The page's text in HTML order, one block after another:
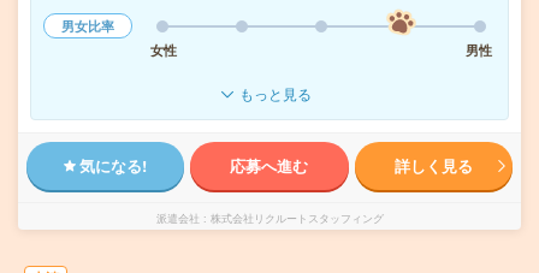
男女比率
女性
男性
もっと見る
気になる! 応募へ進む 詳しく見る
派遣会社 株式会社リクルートスタッフィング